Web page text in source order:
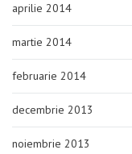
aprilie 2014
martie 2014
februarie 2014
decembrie 2013
noiembrie 2013